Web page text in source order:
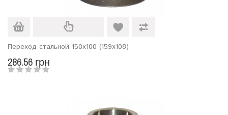
Переход стальной 150х100 (159х108)
286.56 грн